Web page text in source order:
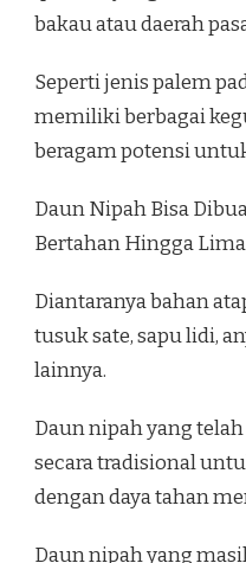
bakau atau daerah
Seperti jenis palem
memiliki berbagai
beragam potensi
Daun Nipah Bisa
Bertahan Hingga
Diantaranya bahan
tusuk sate, sapu lidi,
lainnya.
Daun nipah yang
secara tradisional
dengan daya tahan
Daun nipah yang